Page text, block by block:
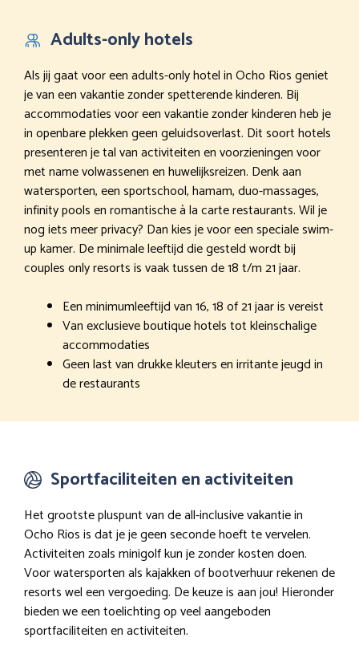
Adults-only hotels
Als jij gaat voor een adults-only hotel in Ocho Rios geniet
je van een vakantie zonder spetterende kinderen. Bij
accommodaties voor een vakantie zonder kinderen heb je
in openbare plekken geen geluidsoverlast. Dit soort hotels
presenteren je tal van activiteiten en voorzieningen voor
met name volwassenen en huwelijksreizen. Denk aan
watersporten, een sportschool, hamam, duo-massages,
infinity pools en romantische à la carte restaurants. Wil je
nog iets meer privacy? Dan kies je voor een speciale swim-
up kamer. De minimale leeftijd die gesteld wordt bij
couples only resorts is vaak tussen de 18 t/m 21 jaar.
Een minimumleeftijd van 16, 18 of 21 jaar is vereist
Van exclusieve boutique hotels tot kleinschalige
accommodaties
Geen last van drukke kleuters en irritante jeugd in
de restaurants
Sportfaciliteiten en activiteiten
Het grootste pluspunt van de all-inclusive vakantie in
Ocho Rios is dat je je geen seconde hoeft te vervelen.
Activiteiten zoals minigolf kun je zonder kosten doen.
Voor watersporten als kajakken of bootverhuur rekenen de
resorts wel een vergoeding. De keuze is aan jou! Hieronder
bieden we een toelichting op veel aangeboden
sportfaciliteiten en activiteiten.